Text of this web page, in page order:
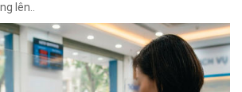
lên..